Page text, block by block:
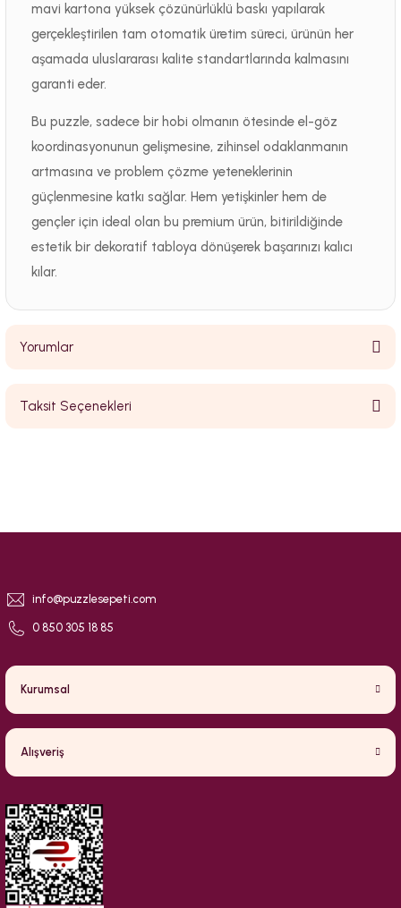
mavi kartona yüksek çözünürlüklü baskı yapılarak
gerçekleştirilen tam otomatik üretim süreci, ürünün her
aşamada uluslararası kalite standartlarında kalmasını
garanti eder.
Bu puzzle, sadece bir hobi olmanın ötesinde el-göz
koordinasyonunun gelişmesine, zihinsel odaklanmanın
artmasına ve problem çözme yeteneklerinin
güçlenmesine katkı sağlar. Hem yetişkinler hem de
gençler için ideal olan bu premium ürün, bitirildiğinde
estetik bir dekoratif tabloya dönüşerek başarınızı kalıcı
kılar.
Yorumlar
Taksit Seçenekleri
info@puzzlesepeti.com
0 850 305 18 85
Kurumsal
Alışveriş